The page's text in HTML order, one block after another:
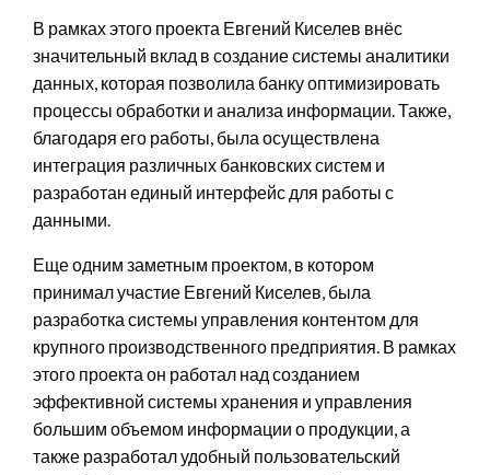
В рамках этого проекта Евгений Киселев внёс
значительный вклад в создание системы аналитики
данных, которая позволила банку оптимизировать
процессы обработки и анализа информации. Также,
благодаря его работы, была осуществлена
интеграция различных банковских систем и
разработан единый интерфейс для работы с
данными.
Еще одним заметным проектом, в котором
принимал участие Евгений Киселев, была
разработка системы управления контентом для
крупного производственного предприятия. В рамках
этого проекта он работал над созданием
эффективной системы хранения и управления
большим объемом информации о продукции, а
также разработал удобный пользовательский